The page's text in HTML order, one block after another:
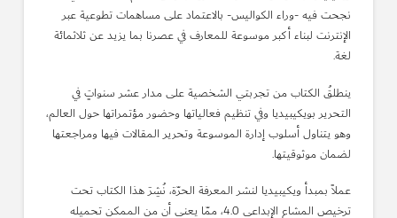
نجحت فيه -وراء الكواليس- بالاعتماد على مساهمات تطوعية عبر
الإنترنت لبناء أكبر موسوعة للمعارف في عصرنا بما يزيد عن ثلاثمائة
لغة.
ينطلقُ الكتاب من تجربتي الشخصية على مدار عشر سنواتٍ في
التحرير بويكيبيديا وفي تنظيم فعالياتها وحضور مؤتمراتها حول العالم،
وهو يتناول أسلوب إدارة الموسوعة وتحرير المقالات فيها ومراجعتها
لضمان موثوقيتها.
عملاً بمبدأ ويكيبيديا لنشر المعرفة الحرّة، نُشِرَ هذا الكتاب تحت
ترخيص المشاع الإبداعي 4.0، ممّا يعني أن من الممكن تحميله